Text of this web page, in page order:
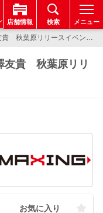
店舗情報 検索 メニュー
リリースイベント開催決定！！
友貴 秋葉原リリ
お気に入り